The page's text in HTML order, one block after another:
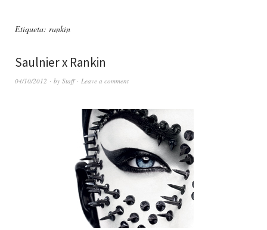
Etiqueta: rankin
Saulnier x Rankin
04/10/2012 by Staff Leave a comment